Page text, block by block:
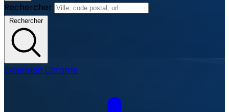
Rechercher
Rechercher
Extension Chrome